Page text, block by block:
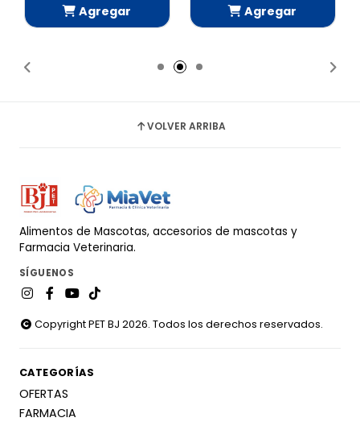
Agregar
Agregar
VOLVER ARRIBA
Alimentos de Mascotas, accesorios de mascotas y
Farmacia Veterinaria.
SÍGUENOS
Copyright PET BJ 2026. Todos los derechos reservados.
CATEGORÍAS
OFERTAS
FARMACIA